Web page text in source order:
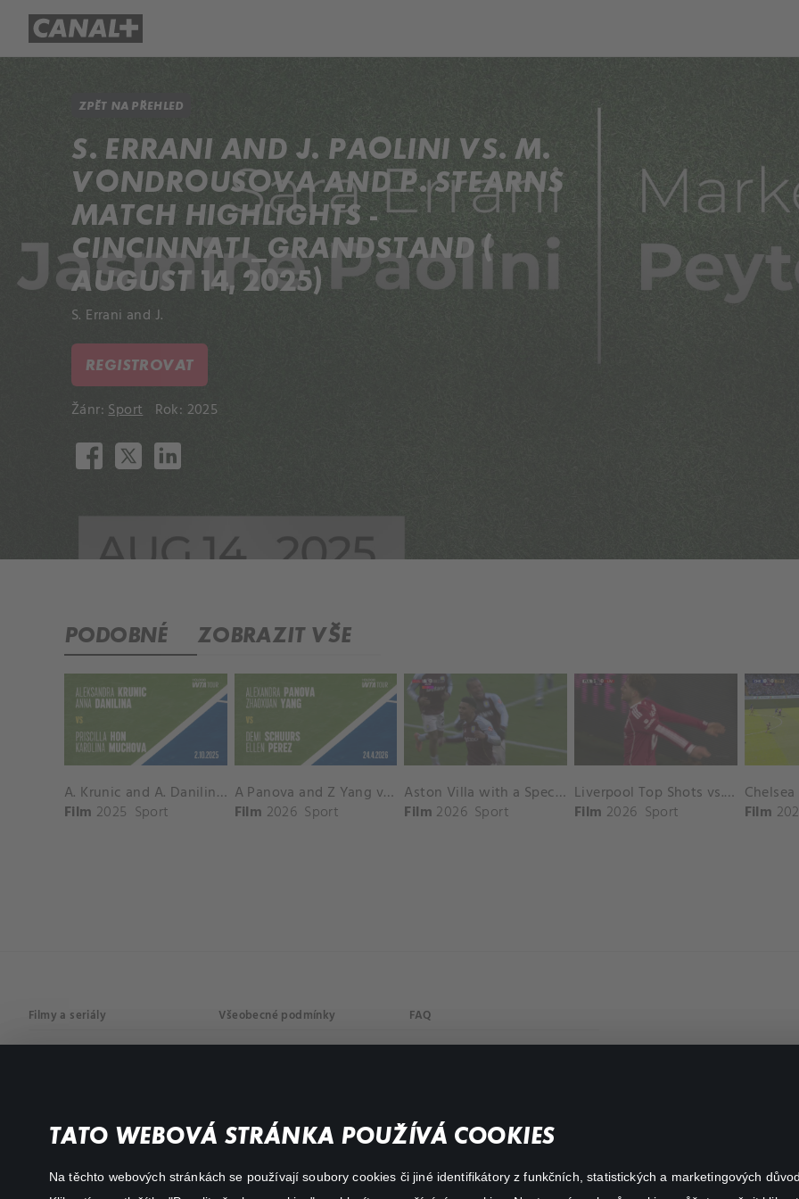
TATO WEBOVÁ STRÁNKA POUŽÍVÁ COOKIES
Na těchto webových stránkách se používají soubory cookies či jiné identifikátory z funkčních, statistických a marketingových
ZPĚT NA PŘEHLED
S. ERRANI AND J. PAOLINI VS. M.
VONDROUSOVA AND P. STEARNS
MATCH HIGHLIGHTS -
CINCINNATI_GRANDSTAND (
AUGUST 14, 2025)
S. Errani and J.
REGISTROVAT
Žánr:Sport Rok: 2025
PODOBNÉ ZOBRAZIT VŠE
A. Krunic and A. Danilina vs. P. Hon and K. Muchova Match Highlights - BEIJING_Capital Group Diamond ( October 02, 2025)
Film 2025 Sport
A Panova and Z Yang vs D Schuurs and E Perez Match Highlights - MADRID_Court 8 ( April 24, 2026)
Film 2026 Sport
Aston Villa with a Spectacular Goal vs. Nottingham Forest
Film 2026 Sport
Liverpool Top Shots vs. Fulham
Film 2026 Sport
Film
Filmy a seriály
Akční
Všeobecné podmínky FAQ